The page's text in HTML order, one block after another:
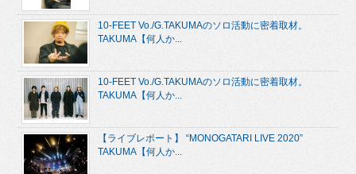
10-FEET Vo./G.TAKUMAのソロ活動に密着取材。
TAKUMA【何人か...
10-FEET Vo./G.TAKUMAのソロ活動に密着取材。
TAKUMA【何人か...
【ライブレポート】 “MONOGATARI LIVE 2020”
TAKUMA【何人か...